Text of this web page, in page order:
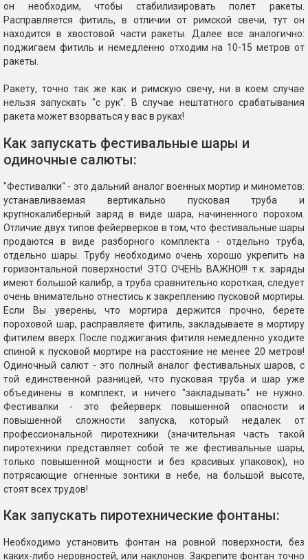
он необходим, чтобы стабилизировать полет ракеты.
Расправляется фитиль, в отличии от римской свечи, тут он
находится в хвостовой части ракеты. Далее все аналогично:
поджигаем фитиль и немедленно отходим на 10-15 метров от
ракеты.
Ракету, точно так же как и римскую свечу, ни в коем случае
нельзя запускать "с рук". В случае нештатного срабатывания
ракета может взорваться у вас в руках!
Как запускать фестивальные шары и
одиночные салюты:
"Фестивалки" - это дальний аналог военных мортир и минометов:
устанавливаемая вертикально пусковая труба и
крупнокалиберный заряд в виде шара, начиненного порохом.
Отличие двух типов фейерверков в том, что фестивальные шары
продаются в виде разборного комплекта - отдельно труба,
отдельно шары. Трубу необходимо очень хорошо укрепить на
горизонтальной поверхности! ЭТО ОЧЕНЬ ВАЖНО!!! т.к. заряды
имеют большой калибр, а труба сравнительно короткая, следует
очень внимательно отнестись к закреплению пусковой мортиры.
Если Вы уверены, что мортира держится прочно, берете
пороховой шар, расправляете фитиль, закладываете в мортиру
фитилем вверх. После поджигания фитиля немедленно уходите
спиной к пусковой мортире на расстояние не менее 20 метров!
Одиночный салют - это полный аналог фестивальных шаров, с
той единственной разницей, что пусковая труба и шар уже
объединены в комплект, и ничего "закладывать" не нужно.
Фестивалки - это фейерверк повышенной опасности и
повышенной сложности запуска, который недалек от
профессиональной пиротехники (значительная часть такой
пиротехники представляет собой те же фестивальные шары,
только повышенной мощности и без красивых упаковок), но
потрясающие огненные зонтики в небе, на большой высоте,
стоят всех трудов!
Как запускать пиротехнические фонтаны:
Необходимо установить фонтан на ровной поверхности, без
каких-либо неровностей, или наклонов. Закрепите фонтан точно